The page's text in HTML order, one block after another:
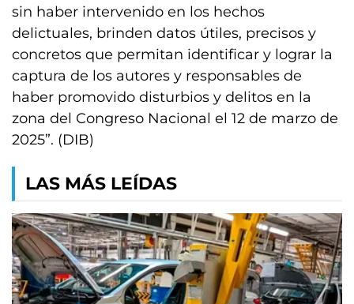
sin haber intervenido en los hechos
delictuales, brinden datos útiles, precisos y
concretos que permitan identificar y lograr la
captura de los autores y responsables de
haber promovido disturbios y delitos en la
zona del Congreso Nacional el 12 de marzo de
2025”. (DIB)
LAS MÁS LEÍDAS